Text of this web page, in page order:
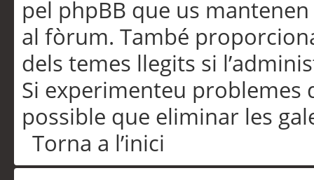
pel phpBB que us
al fòrum. També
dels temes llegits si
Si experimenteu problemes
possible que eliminar les
Torna a l’inici